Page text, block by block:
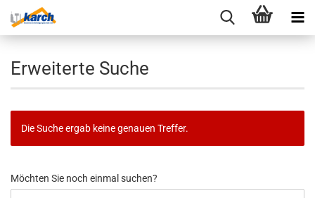
Erweiterte Suche
Die Suche ergab keine genauen Treffer.
MÖCHTEN
SIE
Möchten Sie noch einmal suchen?